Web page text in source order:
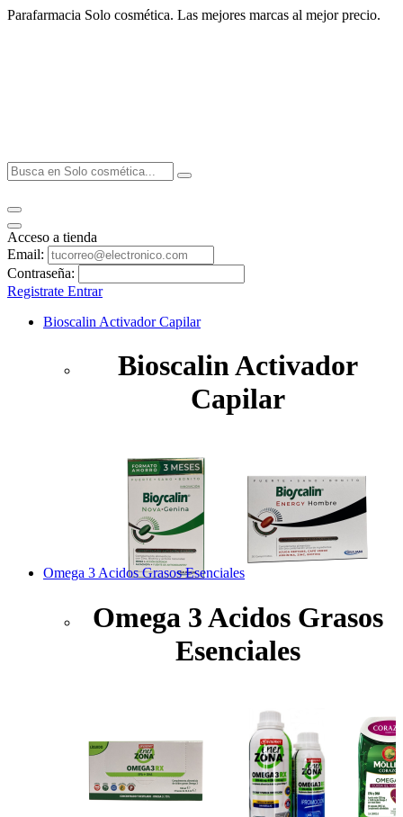
Parafarmacia Solo cosmética. Las mejores marcas al mejor precio.
Acceso a tienda
Email:
Contraseña:
Registrate Entrar
Bioscalin Activador Capilar
Bioscalin Activador
Capilar
Omega 3 Acidos Grasos Esenciales
Omega 3 Acidos Grasos
Esenciales